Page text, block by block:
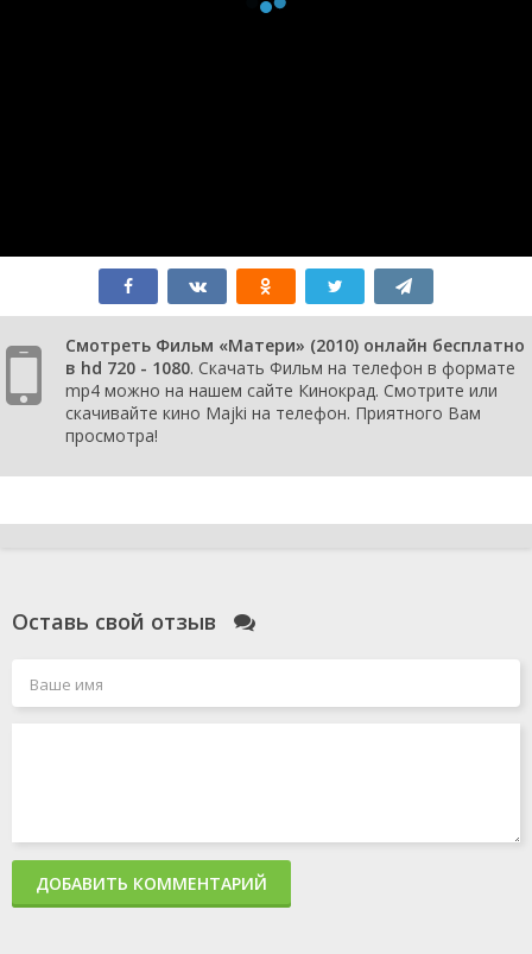
Смотреть Фильм «Матери» (2010) онлайн бесплатно
в hd 720 - 1080. Скачать Фильм на телефон в формате
mp4 можно на нашем сайте Кинокрад. Смотрите или
скачивайте кино Majki на телефон. Приятного Вам
просмотра!
Оставь свой отзыв
ДОБАВИТЬ КОММЕНТАРИЙ